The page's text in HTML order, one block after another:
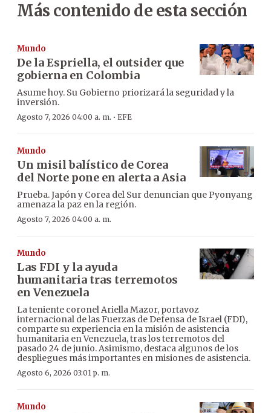
Más contenido de esta sección
Mundo
De la Espriella, el outsider que
gobierna en Colombia
Asume hoy. Su Gobierno priorizará la seguridad y la
inversión.
Agosto 7, 2026 04:00 a. m. · EFE
Mundo
Un misil balístico de Corea
del Norte pone en alerta a Asia
Prueba. Japón y Corea del Sur denuncian que Pyonyang
amenaza la paz en la región.
Agosto 7, 2026 04:00 a. m.
Mundo
Las FDI y la ayuda
humanitaria tras terremotos
en Venezuela
La teniente coronel Ariella Mazor, portavoz
internacional de las Fuerzas de Defensa de Israel (FDI),
comparte su experiencia en la misión de asistencia
humanitaria en Venezuela, tras los terremotos del
pasado 24 de junio. Asimismo, destaca algunos de los
despliegues más importantes en misiones de asistencia.
Agosto 6, 2026 03:01 p. m.
Mundo